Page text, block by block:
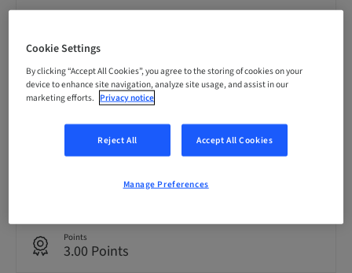
Registration deadline
01. Oct 2026 (UTC+1)
Price per Participant (local taxes apply)
EUR 29.00
Points
3.00 Points
Cookie Settings
By clicking “Accept All Cookies”, you agree to the storing of cookies on your
device to enhance site navigation, analyze site usage, and assist in our
marketing efforts. Privacy notice
Reject All Accept All Cookies
Manage Preferences